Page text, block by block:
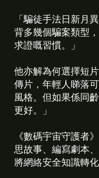
「騙徒手法日新月
背多幾個騙案類型
求證嘅習慣。」
他亦解為何選擇短
傳片，年輕人睇落
風格。但如果係同
更好。」
《數碼宇宙守護者
思故事、編寫劇本
將網絡安全知識轉